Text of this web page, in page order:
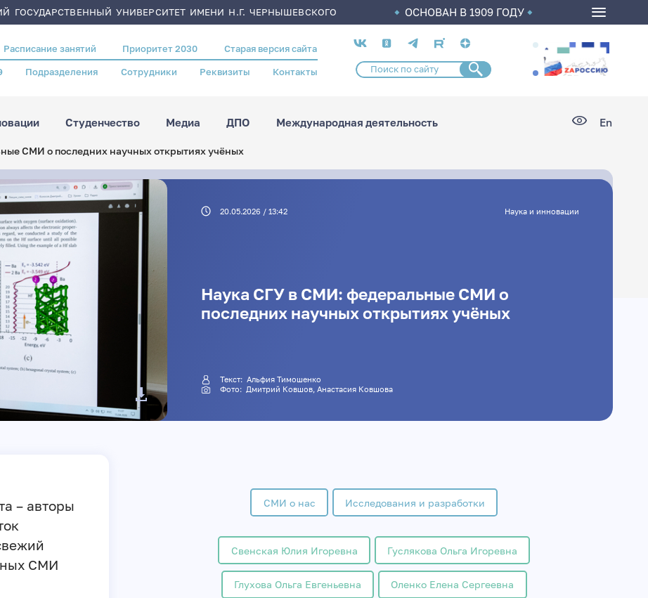
ГОСУДАРСТВЕННЫЙ УНИВЕРСИТЕТ ИМЕНИ Н.Г. ЧЕРНЫШЕВСКОГО ОСНОВАН В 1909 ГОДУ
Расписание занятий Приоритет 2030 Старая версия сайта
Подразделения Сотрудники Реквизиты Контакты
Социальные
сети
Студенчество Медиа ДПО Международная деятельность En
СМИ о последних научных открытиях учёных
20.05.2026 / 13:42 Наука и инновации
Наука СГУ в СМИ: федеральные СМИ о
последних научных открытиях учёных
Текст:Альфия Тимошенко
Фото: Дмитрий Ковшов, Анастасия Ковшова
– авторы
СМИ
СМИ о нас Исследования и разработки
Свенская Юлия Игоревна Гуслякова Ольга Игоревна
Глухова Ольга Евгеньевна Оленко Елена Сергеевна